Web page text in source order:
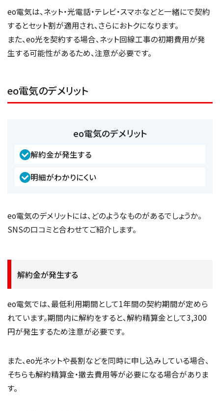
eo電気は、ネット・光電話・テレビ・スマホなどと一緒にで契約
するとセット割が適用され、さらにおトクになります。
また、eo光を契約する場合、ネット回線工事の初期費用が発
生する可能性があるため、注意が必要です。
eo電気のデメリット
eo電気のデメリット
解約金が発生する
明細がわかりにくい
eo電気のデメリットには、どのようなものがあるでしょうか。
SNSの口コミと合わせてご紹介します。
解約金が発生する
eo電気では、最低利用期間として1年間の契約期間が定めら
れています。期間内に解約をすると、解約精算金として3,300
円が発生するため注意が必要です。
また、eo光ネットや長割などを同時に申し込みしている場合、
そちらも解約精算金・撤去費用等が必要になる場合がありま
す。